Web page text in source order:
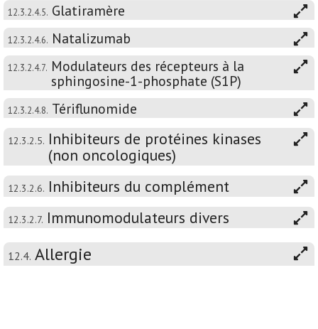
12.3.2.4.5. Glatiramère
12.3.2.4.6. Natalizumab
12.3.2.4.7. Modulateurs des récepteurs à la
sphingosine-1-phosphate (S1P)
12.3.2.4.8. Tériflunomide
12.3.2.5. Inhibiteurs de protéines kinases
(non oncologiques)
12.3.2.6. Inhibiteurs du complément
12.3.2.7. Immunomodulateurs divers
12.4. Allergie